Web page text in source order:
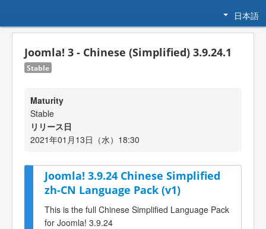
日本語
Joomla! 3 - Chinese (Simplified) 3.9.24.1
Stable
Maturity
Stable
リリース日
2021年01月13日（水）18:30
Joomla! 3.9.24 Chinese Simplified
zh-CN Language Pack (v1)
This is the full Chinese Simplified Language Pack
for Joomla! 3.9.24